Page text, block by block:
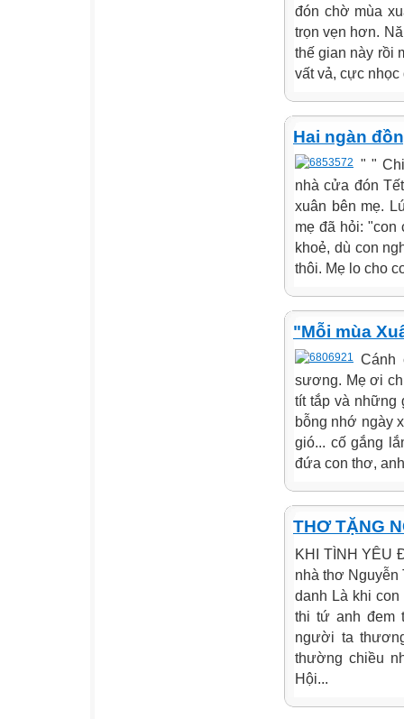
đón chờ mùa
trọn vẹn hơn.
thế gian này rồi
vất vả, cực nhọc
Hai ngàn
" "
nhà cửa đón
xuân bên mẹ.
mẹ đã hỏi: "con
khoẻ, dù con
thôi. Mẹ lo cho
"Mỗi mùa
Cánh
sương. Mẹ ơi
tít tắp và những
bỗng nhớ ngày
gió... cố gắng
đứa con thơ,
THƠ TẶNG
KHI TÌNH YÊU
nhà thơ
danh Là khi
thi tứ anh đem
người ta
thường chiều
Hội...